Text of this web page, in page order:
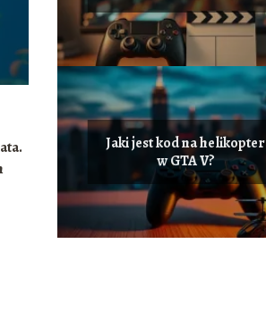
Jaki jest kod na helikopter
w GTA V?